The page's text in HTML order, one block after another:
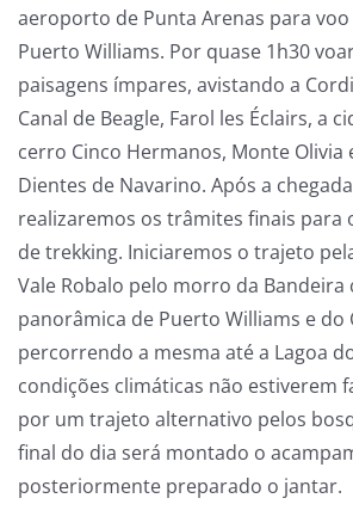
aeroporto de Punta Arenas para
Puerto Williams. Por quase 1h30
paisagens ímpares, avistando a
Canal de Beagle, Farol les Éclairs, a
cerro Cinco Hermanos, Monte Olivia
Dientes de Navarino. Após a
realizaremos os trâmites finais para
de trekking. Iniciaremos o trajeto
Vale Robalo pelo morro da Bandeira
panorâmica de Puerto Williams e do
percorrendo a mesma até a Lagoa
condições climáticas não estiverem
por um trajeto alternativo pelos
final do dia será montado o
posteriormente preparado o jantar.